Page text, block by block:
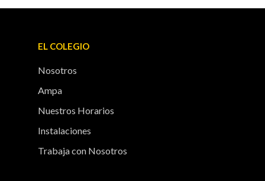
EL COLEGIO
Nosotros
Ampa
Nuestros Horarios
Instalaciones
Trabaja con Nosotros